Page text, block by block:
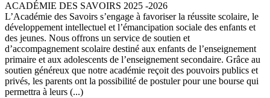
ACADÉMIE DES SAVOIRS 2025 -2026
L’Académie des Savoirs s’engage à favoriser la réussite scolaire, le
développement intellectuel et l’émancipation sociale des enfants et
des jeunes. Nous offrons un service de soutien et
d’accompagnement scolaire destiné aux enfants de l’enseignement
primaire et aux adolescents de l’enseignement secondaire. Grâce au
soutien généreux que notre académie reçoit des pouvoirs publics et
privés, les parents ont la possibilité de postuler pour une bourse qui
permettra à leurs (...)